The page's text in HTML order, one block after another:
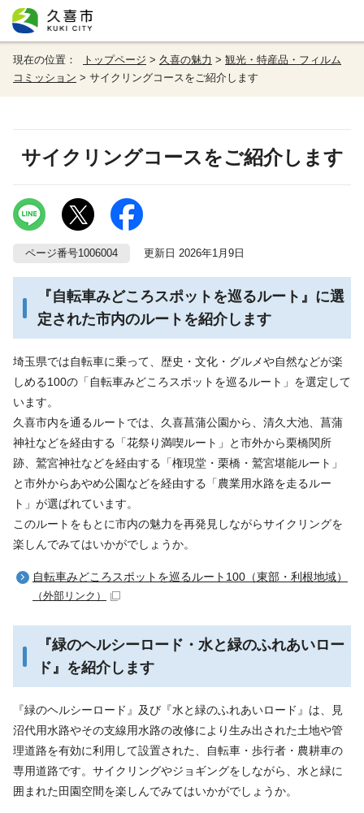
現在の位置： トップページ > 久喜の魅力 > 観光・特産品・フィルム
コミッション > サイクリングコースをご紹介します
サイクリングコースをご紹介します
ページ番号1006004 更新日 2026年1月9日
『自転車みどころスポットを巡るルート』に選
定された市内のルートを紹介します
埼玉県では自転車に乗って、歴史・文化・グルメや自然などが楽
しめる100の「自転車みどころスポットを巡るルート」を選定して
います。
久喜市内を通るルートでは、久喜菖蒲公園から、清久大池、菖蒲
神社などを経由する「花祭り満喫ルート」と市外から栗橋関所
跡、鷲宮神社などを経由する「権現堂・栗橋・鷲宮堪能ルート」
と市外からあやめ公園などを経由する「農業用水路を走るルー
ト」が選ばれています。
このルートをもとに市内の魅力を再発見しながらサイクリングを
楽しんでみてはいかがでしょうか。
自転車みどころスポットを巡るルート100（東部・利根地域）
（外部リンク）
『緑のヘルシーロード・水と緑のふれあいロー
ド』を紹介します
『緑のヘルシーロード』及び『水と緑のふれあいロード』は、見
沼代用水路やその支線用水路の改修により生み出された土地や管
理道路を有効に利用して設置された、自転車・歩行者・農耕車の
専用道路です。サイクリングやジョギングをしながら、水と緑に
囲まれた田園空間を楽しんでみてはいかがでしょうか。